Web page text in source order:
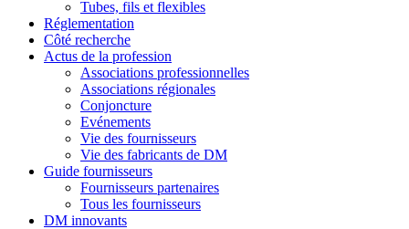
Tubes, fils et flexibles
Réglementation
Côté recherche
Actus de la profession
Associations professionnelles
Associations régionales
Conjoncture
Evénements
Vie des fournisseurs
Vie des fabricants de DM
Guide fournisseurs
Fournisseurs partenaires
Tous les fournisseurs
DM innovants